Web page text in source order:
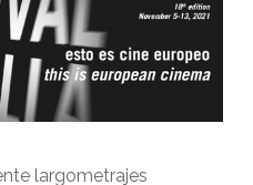
largometrajes